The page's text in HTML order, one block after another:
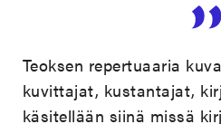
Teoksen repertuaaria
kuvittajat, kustantajat,
käsitellään siinä missä